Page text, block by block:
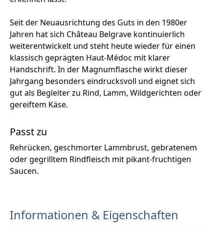
Seit der Neuausrichtung des Guts in den 1980er
Jahren hat sich Château Belgrave kontinuierlich
weiterentwickelt und steht heute wieder für einen
klassisch geprägten Haut-Médoc mit klarer
Handschrift. In der Magnumflasche wirkt dieser
Jahrgang besonders eindrucksvoll und eignet sich
gut als Begleiter zu Rind, Lamm, Wildgerichten oder
gereiftem Käse.
Passt zu
Rehrücken, geschmorter Lammbrust, gebratenem
oder gegrilltem Rindfleisch mit pikant-fruchtigen
Saucen.
Informationen & Eigenschaften